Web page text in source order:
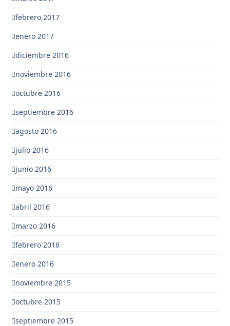
febrero 2017
enero 2017
diciembre 2016
noviembre 2016
octubre 2016
septiembre 2016
agosto 2016
julio 2016
junio 2016
mayo 2016
abril 2016
marzo 2016
febrero 2016
enero 2016
noviembre 2015
octubre 2015
septiembre 2015